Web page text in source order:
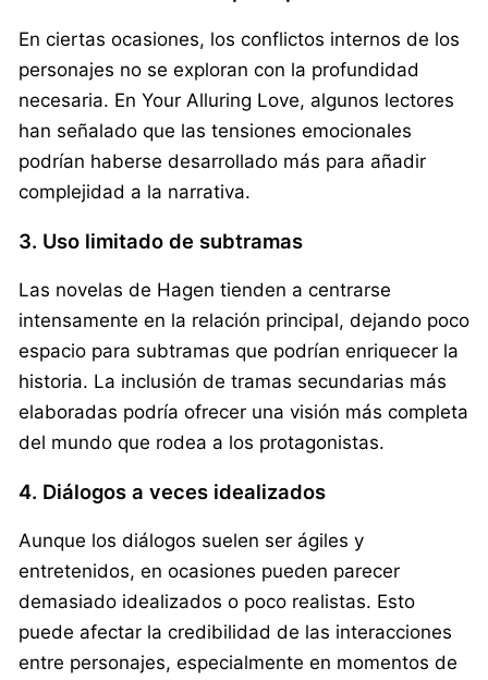
En ciertas ocasiones, los conflictos internos de los
personajes no se exploran con la profundidad
necesaria. En Your Alluring Love, algunos lectores
han señalado que las tensiones emocionales
podrían haberse desarrollado más para añadir
complejidad a la narrativa.
3. Uso limitado de subtramas
Las novelas de Hagen tienden a centrarse
intensamente en la relación principal, dejando poco
espacio para subtramas que podrían enriquecer la
historia. La inclusión de tramas secundarias más
elaboradas podría ofrecer una visión más completa
del mundo que rodea a los protagonistas.
4. Diálogos a veces idealizados
Aunque los diálogos suelen ser ágiles y
entretenidos, en ocasiones pueden parecer
demasiado idealizados o poco realistas. Esto
puede afectar la credibilidad de las interacciones
entre personajes, especialmente en momentos de